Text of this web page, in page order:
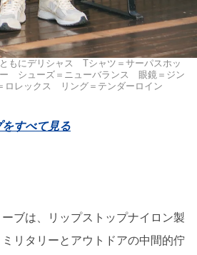
もにデリシャス Tシャツ＝サーパスホッ
シューズ＝ニューバランス 眼鏡＝ジン
レックス リング＝テンダーロイン
すべて見る
ブは、リップストップナイロン製
リタリーとアウトドアの中間的佇